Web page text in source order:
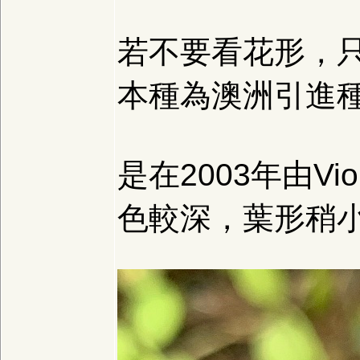
若不要看花形，
本種為澳洲引進
是在2003年由
色較深，葉形稍